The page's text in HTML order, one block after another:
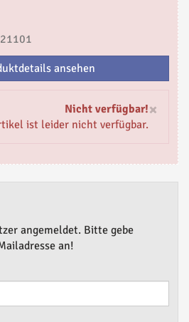
ansehen
×
Nicht verfügbar!
ist leider nicht verfügbar.
angemeldet. Bitte gebe
an!